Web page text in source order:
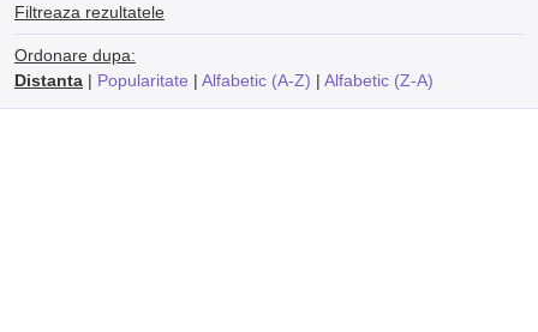
Filtreaza rezultatele
Ordonare dupa:
Distanta| Popularitate | Alfabetic (A-Z) | Alfabetic (Z-A)